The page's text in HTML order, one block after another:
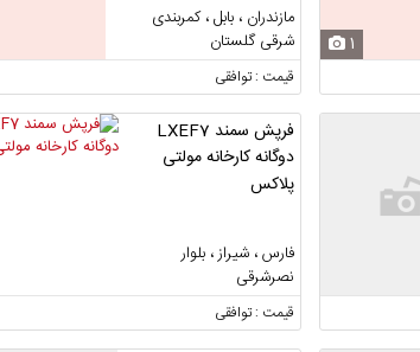
1
مازندران ، بابل ، کمربندی
شرقی گلستان
قیمت : توافقی
فرپش سمند LXEF7
دوگانه کارخانه مولتی
پلاکس
فارس ، شیراز ، بلوار
نصرشرقی
قیمت : توافقی